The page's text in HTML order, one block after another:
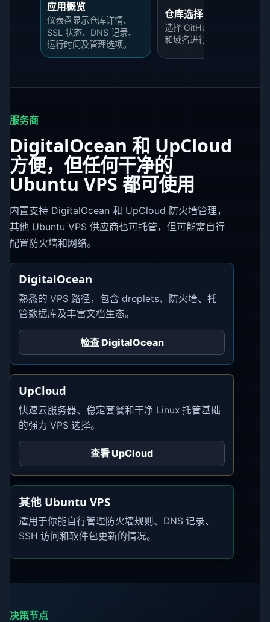
应用概览
仪表盘显示仓库详情、
SSL 状态、DNS 记录、
运行时间及管理选项。
仓库选择
选择 GitHub 仓库、分支
和域名进行下一次部署。
服务商
DigitalOcean 和 UpCloud
方便，但任何干净的
Ubuntu VPS 都可使用
内置支持 DigitalOcean 和 UpCloud 防火墙管理，
其他 Ubuntu VPS 供应商也可托管，但可能需自行
配置防火墙和网络。
DigitalOcean
熟悉的 VPS 路径，包含 droplets、防火墙、托
管数据库及丰富文档生态。
检查 DigitalOcean
UpCloud
快速云服务器、稳定套餐和干净 Linux 托管基础
的强力 VPS 选择。
查看 UpCloud
其他 Ubuntu VPS
适用于你能自行管理防火墙规则、DNS 记录、
SSH 访问和软件包更新的情况。
决策节点